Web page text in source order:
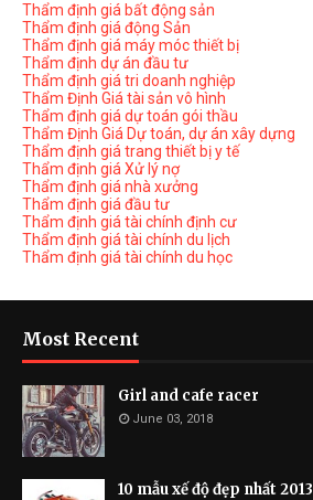
Thẩm định giá bất động sản
Thẩm định giá động Sản
Thẩm định giá máy móc thiết bị
Thẩm định dự án đầu tư
Thẩm định giá tri doanh nghiệp
Thẩm Định Giá tài sản vô hình
Thẩm định giá dự toán gói thầu
Thẩm Định Giá Dự toán, dự án xây dựng
Thẩm định giá trang thiết bị y tế
Thẩm định giá Xử lý nợ
Thẩm định giá nhà xưởng
Thẩm định giá đầu tư
Thẩm định giá tài chính định cư
Thẩm định giá tài chính du lịch
Thẩm định giá tài chính du học
Most Recent
Girl and cafe racer
June 03, 2018
10 mẫu xế độ đẹp nhất 2013